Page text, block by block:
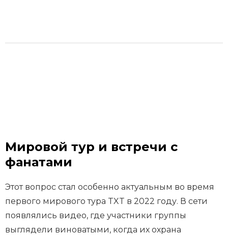
Мировой тур и встречи с
фанатами
Этот вопрос стал особенно актуальным во время
первого мирового тура TXT в 2022 году. В сети
появлялись видео, где участники группы
выглядели виноватыми, когда их охрана